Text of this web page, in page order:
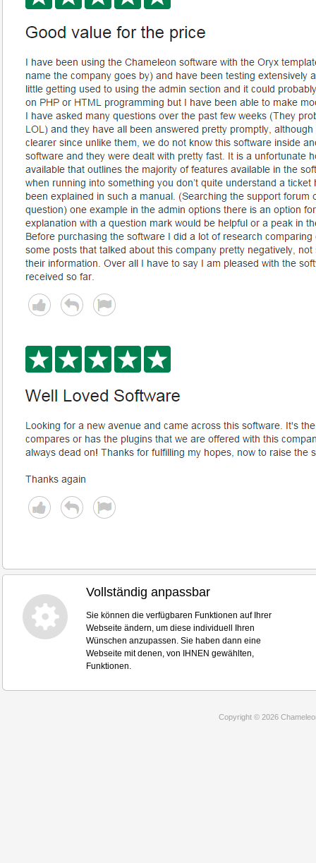
Vollständig anpassbar
Sie können die verfügbaren Funktionen auf Ihrer
Webseite ändern, um diese individuell Ihren
Wünschen anzupassen. Sie haben dann eine
Webseite mit denen, von IHNEN gewählten,
Funktionen.
Copyright © 2026